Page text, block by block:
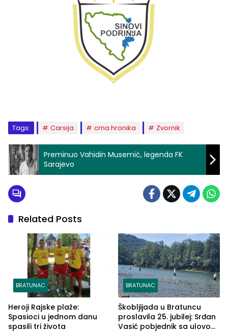
Tags: Carsija crna hronika Zvornik
Preminuo Vahidin Musemić, legenda FK
Sarajevo
Related Posts
BRATUNAC
Heroji Rajske plaže:
Spasioci u jednom danu
spasili tri života
BRATUNAC
Škobljijada u Bratuncu
proslavila 25. jubilej: Srđan
Vasić pobjednik sa ulovom